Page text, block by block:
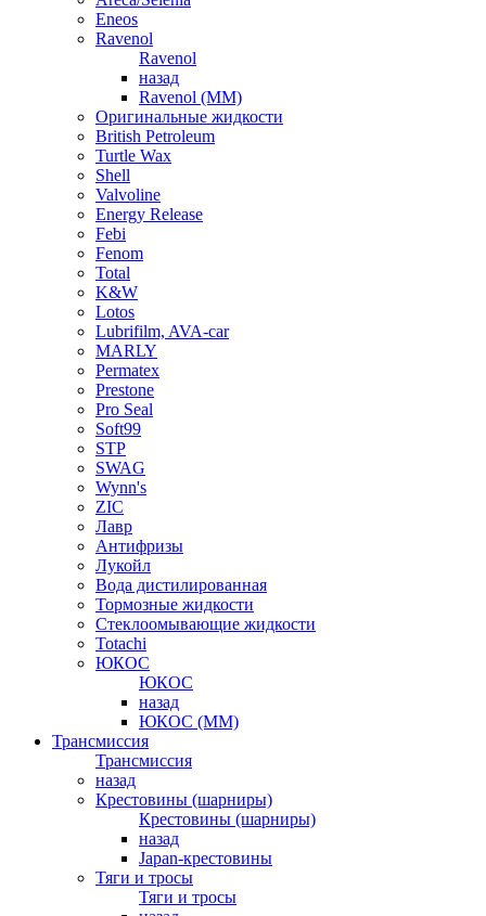
Eneos
Ravenol
Ravenol
назад
Ravenol (ММ)
Оригинальные жидкости
British Petroleum
Turtle Wax
Shell
Valvoline
Energy Release
Febi
Fenom
Total
K&W
Lotos
Lubrifilm, AVA-car
MARLY
Permatex
Prestone
Pro Seal
Soft99
STP
SWAG
Wynn's
ZIC
Лавр
Антифризы
Лукойл
Вода дистилированная
Тормозные жидкости
Стеклоомывающие жидкости
Totachi
ЮКОС
ЮКОС
назад
ЮКОС (ММ)
Трансмиссия
Трансмиссия
назад
Крестовины (шарниры)
Крестовины (шарниры)
назад
Japan-крестовины
Тяги и тросы
Тяги и тросы